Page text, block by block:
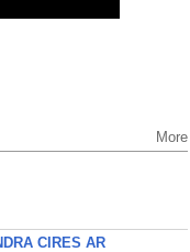
More
CIRES AR